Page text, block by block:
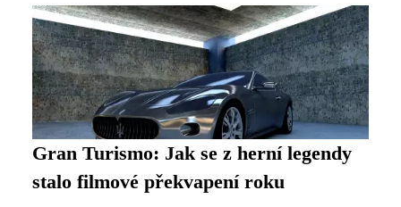
Gran Turismo: Jak se z herní legendy
stalo filmové překvapení roku